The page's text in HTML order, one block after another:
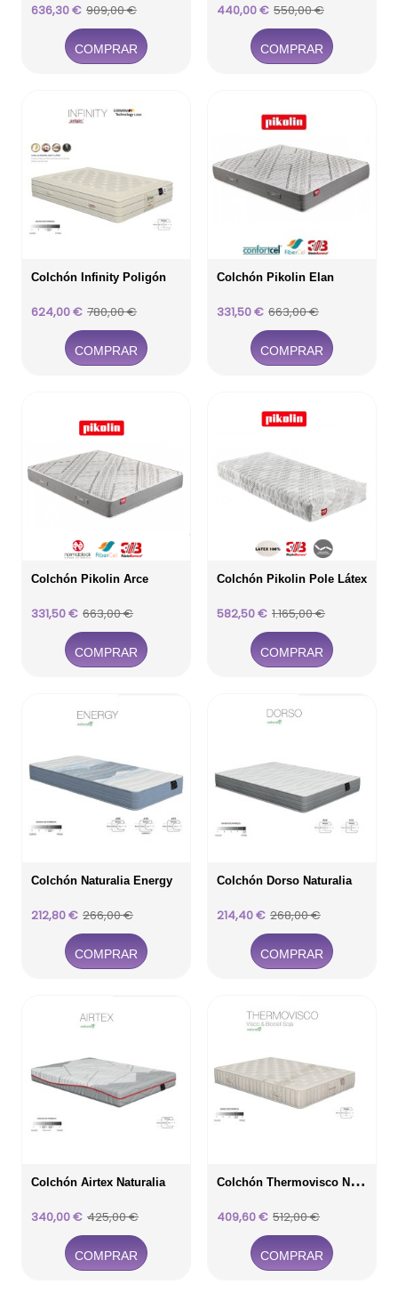
Precio
636,30 €Precio
base
909,00 €
COMPRAR
Precio
440,00 €Precio
base
550,00 €
COMPRAR
Colchón Infinity Poligón
Precio
624,00 €Precio
base
780,00 €
COMPRAR
Colchón Pikolin Elan
Precio
331,50 €Precio
base
663,00 €
COMPRAR
Colchón Pikolin Arce
Precio
331,50 €Precio
base
663,00 €
COMPRAR
Colchón Pikolin Pole Látex
Precio
582,50 €Precio
base
1.165,00 €
COMPRAR
Colchón Naturalia Energy
Precio
212,80 €Precio
base
266,00 €
COMPRAR
Colchón Dorso Naturalia
Precio
214,40 €Precio
base
268,00 €
COMPRAR
Colchón Airtex Naturalia
Precio
340,00 €Precio
base
425,00 €
COMPRAR
C
Olchón Thermovisco Naturalia
Precio
409,60 €Precio
base
512,00 €
COMPRAR